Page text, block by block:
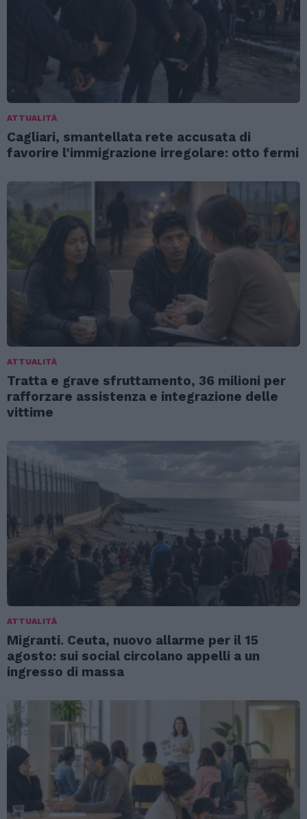
ATTUALITÀ
Cagliari, smantellata rete accusata di
favorire l’immigrazione irregolare: otto fermi
ATTUALITÀ
Tratta e grave sfruttamento, 36 milioni per
rafforzare assistenza e integrazione delle
vittime
ATTUALITÀ
Migranti. Ceuta, nuovo allarme per il 15
agosto: sui social circolano appelli a un
ingresso di massa